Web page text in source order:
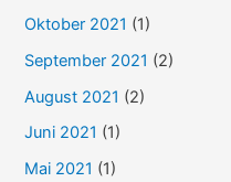
Oktober 2021 (1)
September 2021 (2)
August 2021 (2)
Juni 2021 (1)
Mai 2021 (1)